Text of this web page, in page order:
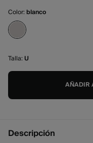
Color: blanco
Talla: U
AÑADIR
Descripción